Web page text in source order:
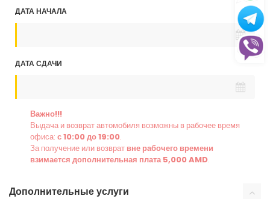
ДАТА НАЧАЛА
ДАТА СДАЧИ
Важно!!!
Выдача и возврат автомобиля возможны в рабочее время
офиса: с 10:00 до 19:00.
За получение или возврат вне рабочего времени
взимается дополнительная плата 5,000 AMD.
Дополнительные услуги